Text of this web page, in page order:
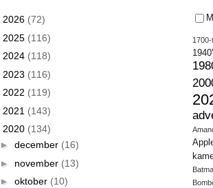
2026 (72)
2025 (116)
2024 (118)
2023 (116)
2022 (119)
2021 (143)
2020 (134)
► december (16)
► november (13)
► oktober (10)
1700-